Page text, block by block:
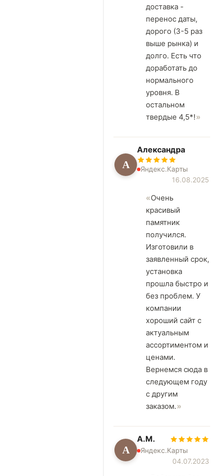
доставка -
перенос даты,
дорого (3-5 раз
выше рынка) и
долго. Есть что
доработать до
нормального
уровня. В
остальном
твердые 4,5*!
А
Александра
Яндекс.Карты
16.08.2025
Очень
красивый
памятник
получился.
Изготовили в
заявленный срок,
установка
прошла быстро и
без проблем. У
компании
хороший сайт с
актуальным
ассортиментом и
ценами.
Вернемся сюда в
следующем году
с другим
заказом.
А
А.М.
Яндекс.Карты
04.07.2023